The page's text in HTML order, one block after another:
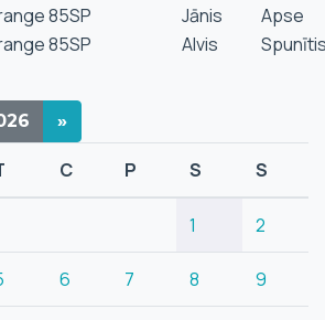
85SP
Jānis
Apse
85SP
Alvis
»
C P S S
1 2
6 7 8 9